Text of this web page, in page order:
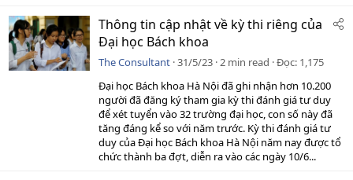
Thông tin cập nhật về kỳ thi riêng của
Đại học Bách khoa
The Consultant 31/5/23 2 min read Đọc 1,175
Đại học Bách khoa Hà Nội đã ghi nhận hơn 10.200
người đã đăng ký tham gia kỳ thi đánh giá tư duy
để xét tuyển vào 32 trường đại học, con số này đã
tăng đáng kể so với năm trước. Kỳ thi đánh giá tư
duy của Đại học Bách khoa Hà Nội năm nay được tổ
chức thành ba đợt, diễn ra vào các ngày 10/6...